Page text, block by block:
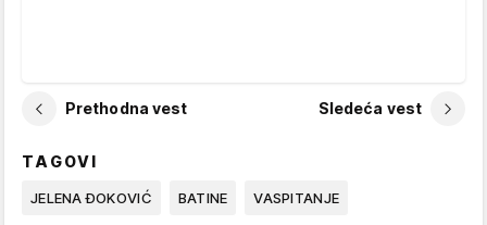
Prethodna vest Sledeća vest
TAGOVI
JELENA ĐOKOVIĆ BATINE VASPITANJE